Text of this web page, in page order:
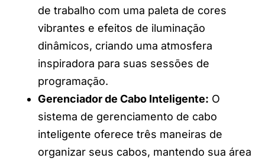
de trabalho com uma paleta de cores
vibrantes e efeitos de iluminação
dinâmicos, criando uma atmosfera
inspiradora para suas sessões de
programação.
Gerenciador de Cabo Inteligente: O
sistema de gerenciamento de cabo
inteligente oferece três maneiras de
organizar seus cabos, mantendo sua área